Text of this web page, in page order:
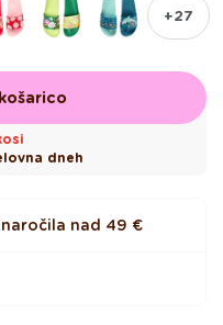
+27
dneh
nad 49 €